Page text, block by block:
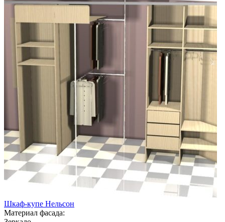
Шкаф-купе Нельсон
Материал фасада: